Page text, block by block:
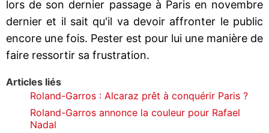
lors de son dernier passage à Paris en novembre
dernier et il sait qu'il va devoir affronter le public
encore une fois. Pester est pour lui une manière de
faire ressortir sa frustration.
Articles liés
Roland-Garros : Alcaraz prêt à conquérir Paris ?
Roland-Garros annonce la couleur pour Rafael
Nadal